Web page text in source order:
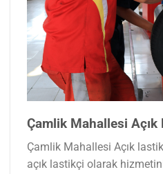
Çamlik Mahallesi Açık
Çamlik Mahallesi Açık
açık lastikçi olarak